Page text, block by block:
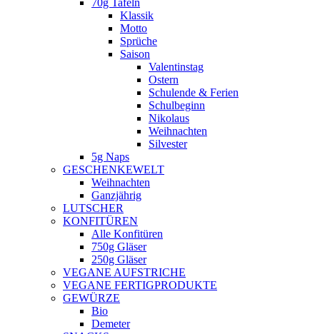
70g Tafeln
Klassik
Motto
Sprüche
Saison
Valentinstag
Ostern
Schulende & Ferien
Schulbeginn
Nikolaus
Weihnachten
Silvester
5g Naps
GESCHENKEWELT
Weihnachten
Ganzjährig
LUTSCHER
KONFITÜREN
Alle Konfitüren
750g Gläser
250g Gläser
VEGANE AUFSTRICHE
VEGANE FERTIGPRODUKTE
GEWÜRZE
Bio
Demeter